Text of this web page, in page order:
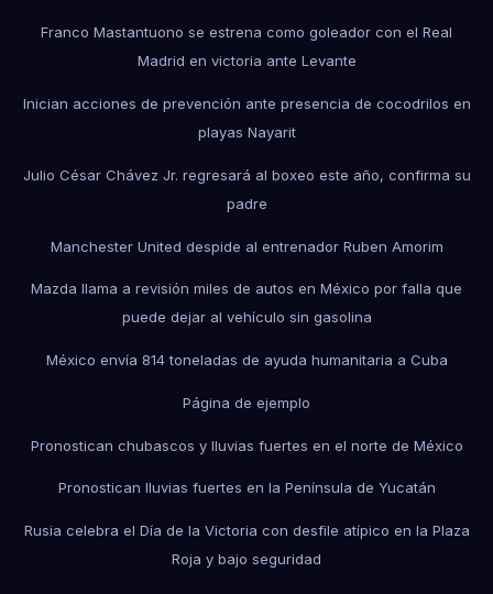
Franco Mastantuono se estrena como goleador con el Real
Madrid en victoria ante Levante
Inician acciones de prevención ante presencia de cocodrilos en
playas Nayarit
Julio César Chávez Jr. regresará al boxeo este año, confirma su
padre
Manchester United despide al entrenador Ruben Amorim
Mazda llama a revisión miles de autos en México por falla que
puede dejar al vehículo sin gasolina
México envía 814 toneladas de ayuda humanitaria a Cuba
Página de ejemplo
Pronostican chubascos y lluvias fuertes en el norte de México
Pronostican lluvias fuertes en la Península de Yucatán
Rusia celebra el Día de la Victoria con desfile atípico en la Plaza
Roja y bajo seguridad